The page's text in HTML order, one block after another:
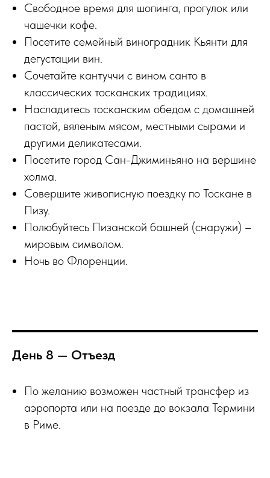
Свободное время для шопинга, прогулок или
чашечки кофе.
Посетите семейный виноградник Кьянти для
дегустации вин.
Сочетайте кантуччи с вином санто в
классических тосканских традициях.
Насладитесь тосканским обедом с домашней
пастой, вяленым мясом, местными сырами и
другими деликатесами.
Посетите город Сан-Джиминьяно на вершине
холма.
Совершите живописную поездку по Тоскане в
Пизу.
Полюбуйтесь Пизанской башней (снаружи) –
мировым символом.
Ночь во Флоренции.
День 8 — Отъезд
По желанию возможен частный трансфер из
аэропорта или на поезде до вокзала Термини
в Риме.